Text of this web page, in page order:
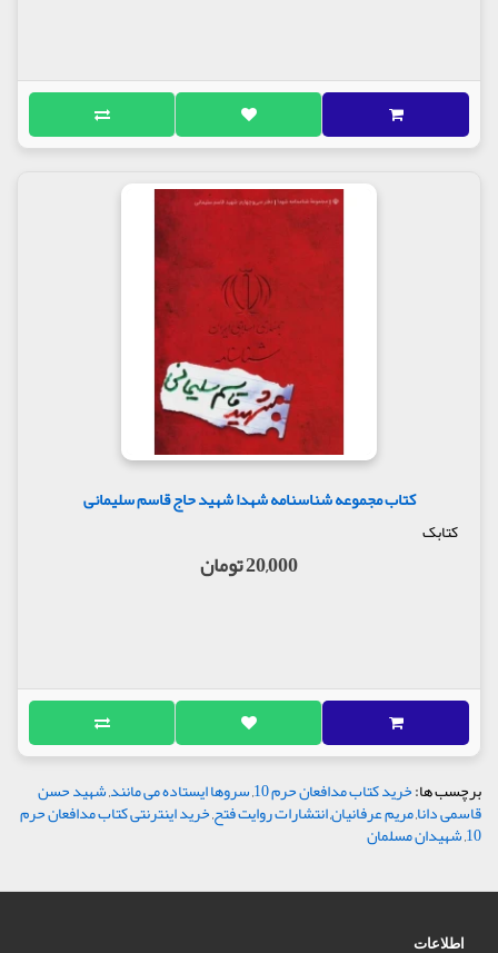
کتاب مجموعه شناسنامه شهدا شهید حاج قاسم سلیمانی
کتابک
20,000 تومان
برچسب ها:خرید کتاب مدافعان حرم 10 ,سروها ایستاده می مانند,شهید حسن
قاسمی دانا,مریم عرفانیان,انتشارات روایت فتح,خرید اینترنتی کتاب مدافعان حرم
10
,شهیدان مسلمان
اطلاعات